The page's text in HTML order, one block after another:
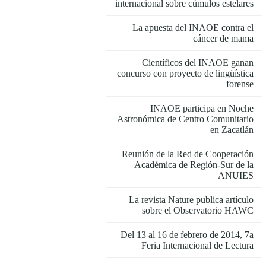
internacional sobre cúmulos estelares
La apuesta del INAOE contra el
cáncer de mama
Científicos del INAOE ganan
concurso con proyecto de lingüística
forense
INAOE participa en Noche
Astronómica de Centro Comunitario
en Zacatlán
Reunión de la Red de Cooperación
Académica de Región-Sur de la
ANUIES
La revista Nature publica artículo
sobre el Observatorio HAWC
Del 13 al 16 de febrero de 2014, 7a
Feria Internacional de Lectura